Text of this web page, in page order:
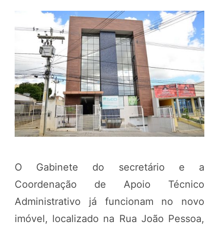
O Gabinete do secretário e a
Coordenação de Apoio Técnico
Administrativo já funcionam no novo
imóvel, localizado na Rua João Pessoa,